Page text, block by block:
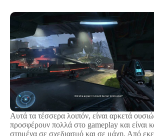
Αυτά τα τέσσερα λοιπόν, είναι αρκετά
προσφέρουν πολλά στο gameplay και είναι
στημένα σε σχεδιασμό και σε μάχη. Από